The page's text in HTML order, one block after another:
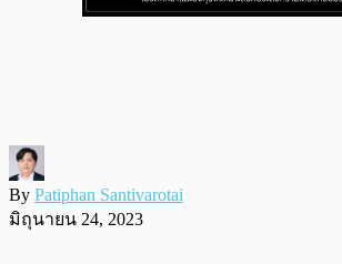
By Patiphan Santivarotai
มิถุนายน 24, 2023